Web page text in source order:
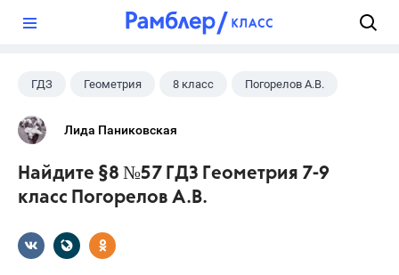
ГДЗ Геометрия 8 класс Погорелов А.В.
Лида Паниковская
Найдите §8 №57 ГДЗ Геометрия 7-9
класс Погорелов А.В.